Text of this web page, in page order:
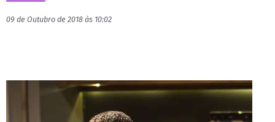
09 de Outubro de 2018 às 10:02